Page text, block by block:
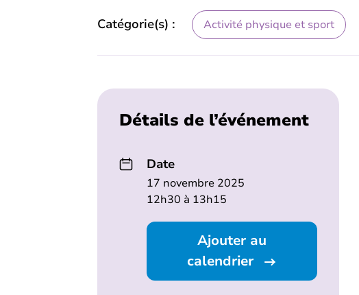
Catégorie(s) : Activité physique et sport
Détails de l’événement
Date
17 novembre 2025
12h30 à 13h15
Ajouter au
calendrier